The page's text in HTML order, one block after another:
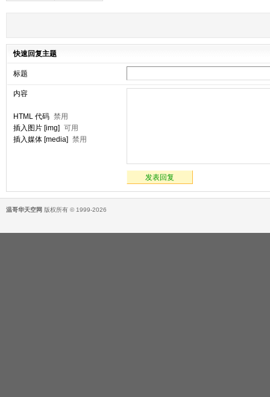
快速回复主题
标题
内容
HTML 代码 禁用
插入图片 [img] 可用
插入媒体 [media] 禁用
发表回复
温哥华天空网 版权所有 © 1999-2026